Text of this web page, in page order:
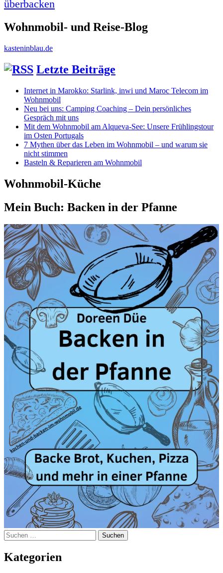
überbacken
Wohnmobil- und Reise-Blog
kasteninblau.de
Letzte Beiträge
Internet in Marokko: Starlink, inwi und Maroc Telecom im
Wohnmobil
Neu bei uns: Camping Coaching – Dein persönliches
Gespräch mit uns
Mit dem Wohnmobil am Alqueva-See: Unsere Frühlingstour
im Osten Portugals
7 Mythen über das Leben im Wohnmobil – und warum sie
nicht stimmen
Basteln & Reparieren am Wohnmobil
Wohnmobil-Küche
Mein Buch: Backen in der Pfanne
Suchen
nach:
Kategorien